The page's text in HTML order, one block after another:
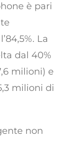
è pari
La
dal 40%
milioni) e
milioni di
non